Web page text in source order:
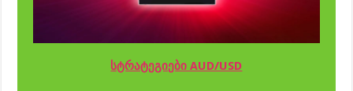
სტრატეგიები AUD/USD